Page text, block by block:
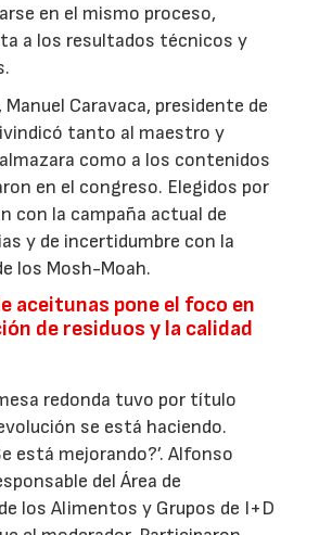
en el mismo proceso,
a los resultados técnicos y
Caravaca, presidente de
tanto al maestro y
como a los contenidos
en el congreso. Elegidos por
con la campaña actual de
y de incertidumbre con la
los Mosh-Moah.
aceitunas pone el foco en
de residuos y la calidad
redonda tuvo por título
se está haciendo.
está mejorando?’. Alfonso
del Área de
los Alimentos y Grupos de I+D